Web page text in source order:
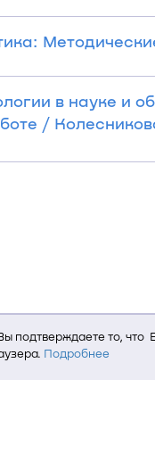
подтверждаете то,
Подробнее
в науке и
/